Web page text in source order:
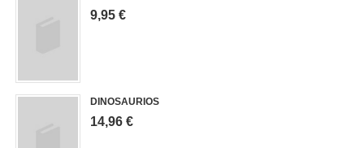
9,95 €
DINOSAURIOS
14,96 €